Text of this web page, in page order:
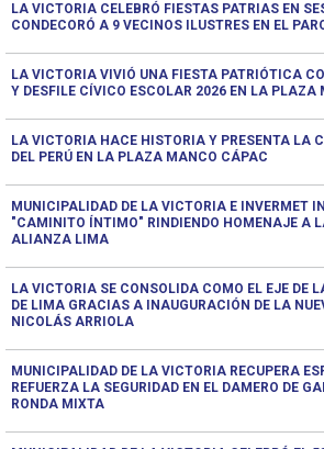
LA VICTORIA CELEBRÓ FIESTAS PATRIAS EN
CONDECORÓ A 9 VECINOS ILUSTRES EN EL
LA VICTORIA VIVIÓ UNA FIESTA PATRIÓTICA
Y DESFILE CÍVICO ESCOLAR 2026 EN LA PLAZA
LA VICTORIA HACE HISTORIA Y PRESENTA LA
DEL PERÚ EN LA PLAZA MANCO CÁPAC
MUNICIPALIDAD DE LA VICTORIA E INVERMET
"CAMINITO ÍNTIMO" RINDIENDO HOMENAJE A
ALIANZA LIMA
LA VICTORIA SE CONSOLIDA COMO EL EJE DE
DE LIMA GRACIAS A INAUGURACIÓN DE LA
NICOLÁS ARRIOLA
MUNICIPALIDAD DE LA VICTORIA RECUPERA
REFUERZA LA SEGURIDAD EN EL DAMERO DE
RONDA MIXTA